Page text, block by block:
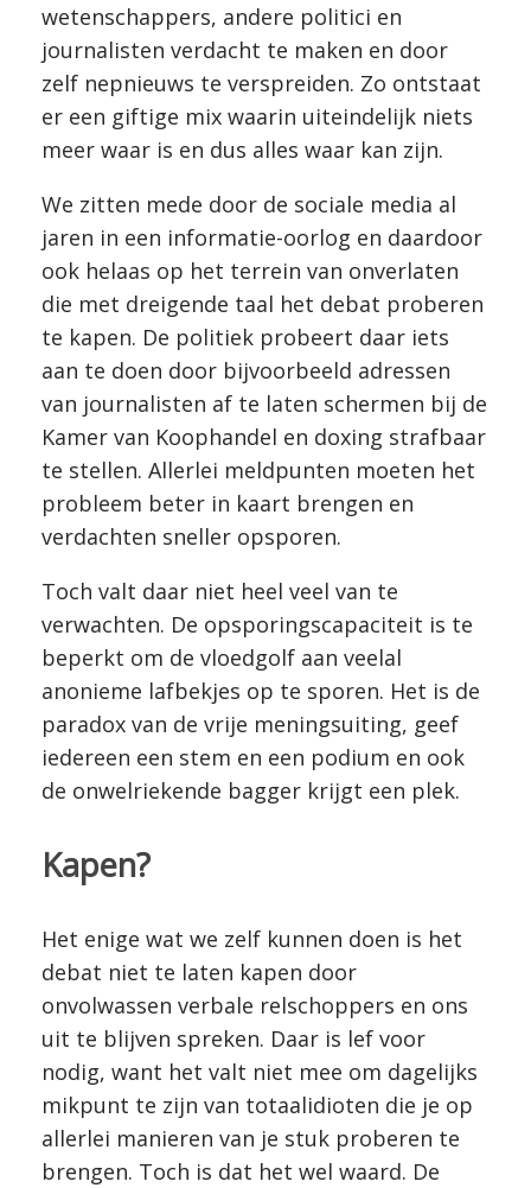
wetenschappers, andere politici en
journalisten verdacht te maken en door
zelf nepnieuws te verspreiden. Zo ontstaat
er een giftige mix waarin uiteindelijk niets
meer waar is en dus alles waar kan zijn.
We zitten mede door de sociale media al
jaren in een informatie-oorlog en daardoor
ook helaas op het terrein van onverlaten
die met dreigende taal het debat proberen
te kapen. De politiek probeert daar iets
aan te doen door bijvoorbeeld adressen
van journalisten af te laten schermen bij de
Kamer van Koophandel en doxing strafbaar
te stellen. Allerlei meldpunten moeten het
probleem beter in kaart brengen en
verdachten sneller opsporen.
Toch valt daar niet heel veel van te
verwachten. De opsporingscapaciteit is te
beperkt om de vloedgolf aan veelal
anonieme lafbekjes op te sporen. Het is de
paradox van de vrije meningsuiting, geef
iedereen een stem en een podium en ook
de onwelriekende bagger krijgt een plek.
Kapen?
Het enige wat we zelf kunnen doen is het
debat niet te laten kapen door
onvolwassen verbale relschoppers en ons
uit te blijven spreken. Daar is lef voor
nodig, want het valt niet mee om dagelijks
mikpunt te zijn van totaalidioten die je op
allerlei manieren van je stuk proberen te
brengen. Toch is dat het wel waard. De